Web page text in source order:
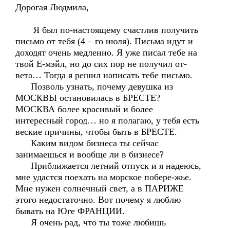
Дорогая Людмила,
Я был по-настоящему счастлив получить
письмо от тебя (4 – го июля). Письма идут и
доходят очень медленно. Я уже писал тебе на
твой Е-мэйл, но до сих пор не получил от-
вета… Тогда я решил написать тебе письмо.
Позволь узнать, почему девушка из
МОСКВЫ остановилась в БРЕСТЕ?
МОСКВА более красивый и более
интересный город… но я полагаю, у тебя есть
веские причины, чтобы быть в БРЕСТЕ.
Каким видом бизнеса ты сейчас
занимаешься и вообще ли в бизнесе?
Приближается летний отпуск и я надеюсь,
мне удастся поехать на морское побере-жье.
Мне нужен солнечный свет, а в ПАРИЖЕ
этого недостаточно. Вот почему я люблю
бывать на Юге ФРАНЦИИ.
Я очень рад, что ты тоже любишь